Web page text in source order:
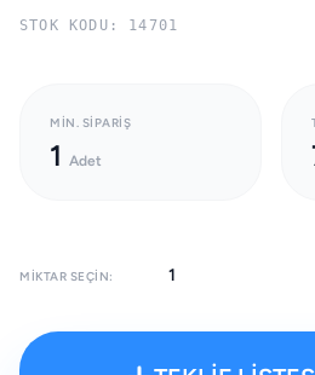
STOK KODU: 14701
MIN. SIPARIŞ
1 Adet
MIKTAR SEÇIN: